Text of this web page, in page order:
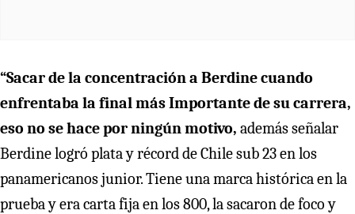
“Sacar de la concentración a Berdine cuando
enfrentaba la final más Importante de su carrera,
eso no se hace por ningún motivo, además señalar
Berdine logró plata y récord de Chile sub 23 en los
panamericanos junior. Tiene una marca histórica en la
prueba y era carta fija en los 800, la sacaron de foco y